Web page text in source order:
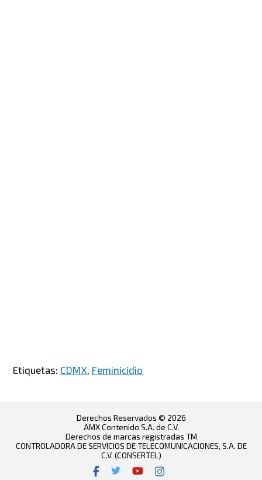
Etiquetas: CDMX, Feminicidio
Derechos Reservados © 2026
AMX Contenido S.A. de C.V.
Derechos de marcas registradas TM
CONTROLADORA DE SERVICIOS DE TELECOMUNICACIONES, S.A. DE
C.V. (CONSERTEL)